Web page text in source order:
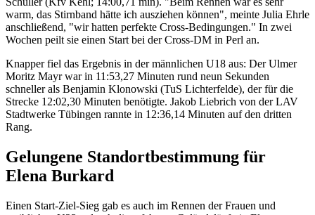
warm, das Stirnband hätte ich ausziehen können", meinte Julia Ehrle
anschließend, "wir hatten perfekte Cross-Bedingungen." In zwei
Wochen peilt sie einen Start bei der Cross-DM in Perl an.
Knapper fiel das Ergebnis in der männlichen U18 aus: Der Ulmer
Moritz Mayr war in 11:53,27 Minuten rund neun Sekunden
schneller als Benjamin Klonowski (TuS Lichterfelde), der für die
Strecke 12:02,30 Minuten benötigte. Jakob Liebrich von der LAV
Stadtwerke Tübingen rannte in 12:36,14 Minuten auf den dritten
Rang.
Gelungene Standortbestimmung für
Elena Burkard
Einen Start-Ziel-Sieg gab es auch im Rennen der Frauen und